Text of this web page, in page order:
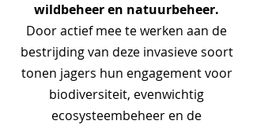
wildbeheer en natuurbeheer.
Door actief mee te werken aan de
bestrijding van deze invasieve soort
tonen jagers hun engagement voor
biodiversiteit, evenwichtig
ecosysteembeheer en de